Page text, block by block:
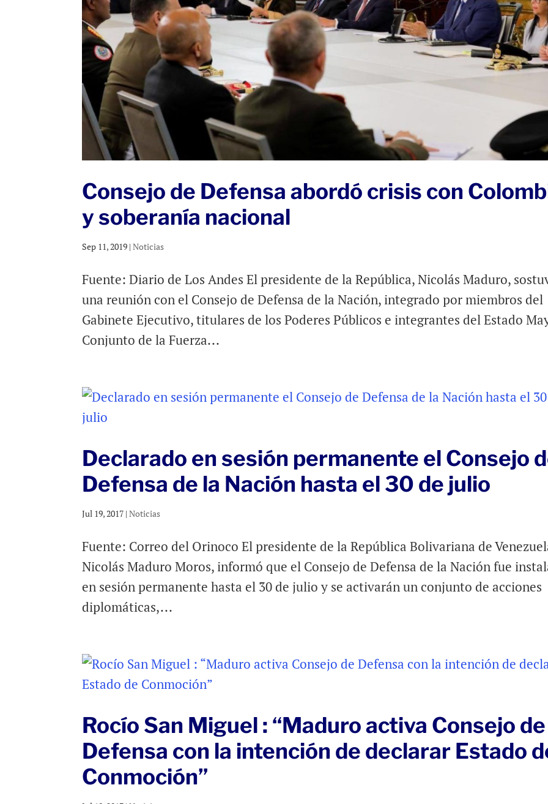
Consejo de Defensa abordó crisis con
y soberanía nacional
Sep 11, 2019 |Noticias
Fuente: Diario de Los Andes El presidente de la República, Nicolás Maduro,
una reunión con el Consejo de Defensa de la Nación, integrado por miembros del
Gabinete Ejecutivo, titulares de los Poderes Públicos e integrantes del Estado
Conjunto de la Fuerza...
Declarado en sesión permanente el Consejo
Defensa de la Nación hasta el 30 de julio
Jul 19, 2017 |Noticias
Fuente: Correo del Orinoco El presidente de la República Bolivariana de
Nicolás Maduro Moros, informó que el Consejo de Defensa de la Nación fue
en sesión permanente hasta el 30 de julio y se activarán un conjunto de acciones
diplomáticas,...
Rocío San Miguel : “Maduro activa Consejo de
Defensa con la intención de declarar Estado
Conmoción”